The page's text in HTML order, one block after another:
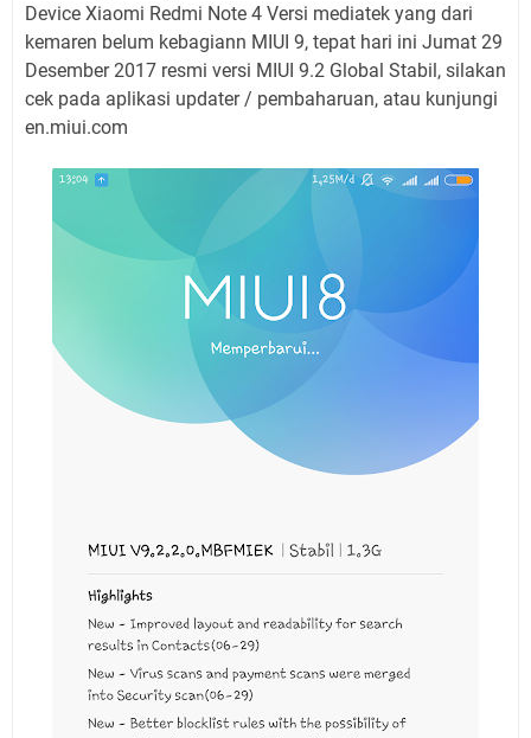
Device Xiaomi Redmi Note 4 Versi mediatek yang dari
kemaren belum kebagiann MIUI 9, tepat hari ini Jumat 29
Desember 2017 resmi versi MIUI 9.2 Global Stabil, silakan
cek pada aplikasi updater / pembaharuan, atau kunjungi
en.miui.com